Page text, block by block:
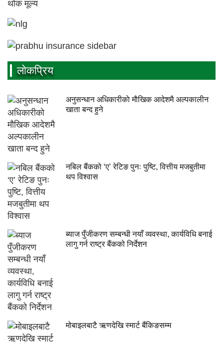
लाेकप्रिय
अनुसन्धान अधिकारीकाे माैखिक आदेशमै अल्पकालीन
खाता बन्द हुने
नबिल बैंकको ‘ए’ रेटिङ पुनः पुष्टि, वित्तीय मजबुतीमा
थप विश्वास
ब्याज पुँजीकरण सम्बन्धी नयाँ व्यवस्था, कार्यविधि बनाई
लागु गर्न राष्ट्र बैंकको निर्देशन
मोबाइलबाटै ऋणदेखि स्मार्ट बैंकिङसम्म